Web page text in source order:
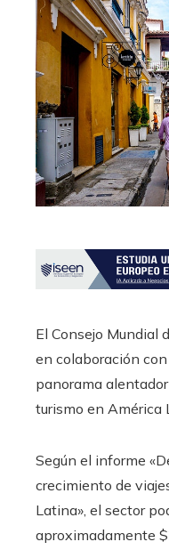
El Consejo Mundial
en colaboración
panorama
turismo en América
Según el informe
crecimiento de
Latina», el sector
aproximadamente